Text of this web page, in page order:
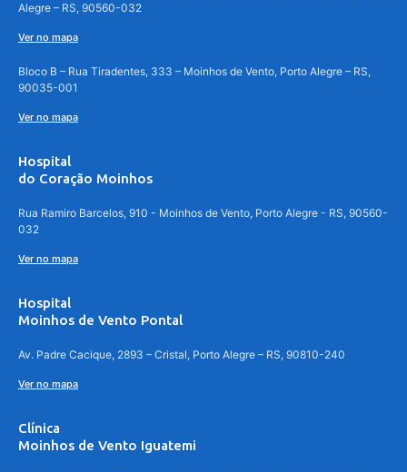
Alegre – RS, 90560-032
Ver no mapa
Bloco B – Rua Tiradentes, 333 – Moinhos de Vento, Porto Alegre – RS,
90035-001
Ver no mapa
Hospital
do Coração Moinhos
Rua Ramiro Barcelos, 910 - Moinhos de Vento, Porto Alegre - RS, 90560-
032
Ver no mapa
Hospital
Moinhos de Vento Pontal
Av. Padre Cacique, 2893 – Cristal, Porto Alegre – RS, 90810-240
Ver no mapa
Clínica
Moinhos de Vento Iguatemi